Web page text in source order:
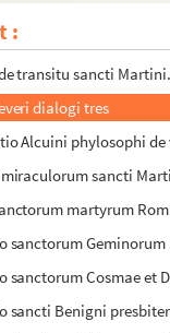
:
transitu sancti
supra. Beatus autem
transitu sancti
dialogi tres
Alcuini phylosophi
miraculorum sancti
martyrum
sanctorum
sanctorum Cosmae
sancti Benigni